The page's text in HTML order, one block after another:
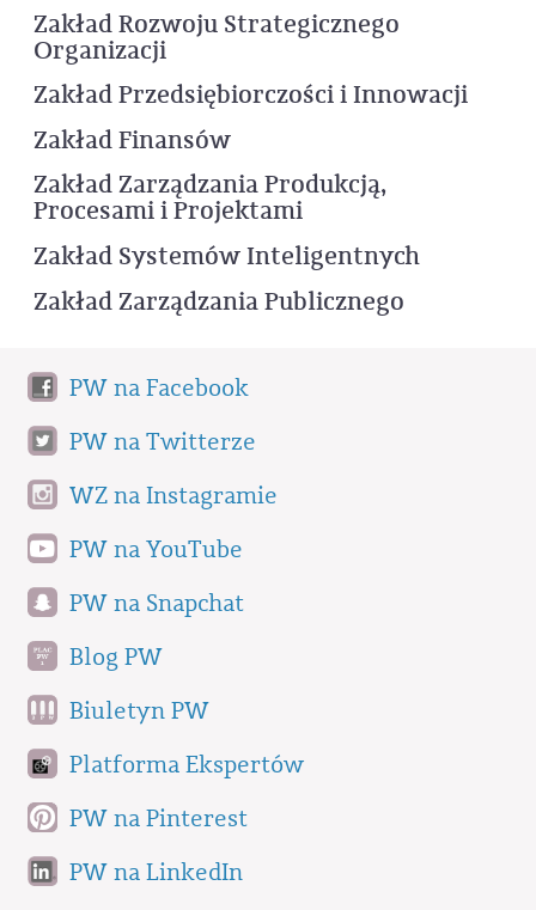
Zakład Rozwoju Strategicznego
Organizacji
Zakład Przedsiębiorczości i Innowacji
Zakład Finansów
Zakład Zarządzania Produkcją,
Procesami i Projektami
Zakład Systemów Inteligentnych
Zakład Zarządzania Publicznego
PW na Facebook
PW na Twitterze
WZ na Instagramie
PW na YouTube
PW na Snapchat
Blog PW
Biuletyn PW
Platforma Ekspertów
PW na Pinterest
PW na LinkedIn